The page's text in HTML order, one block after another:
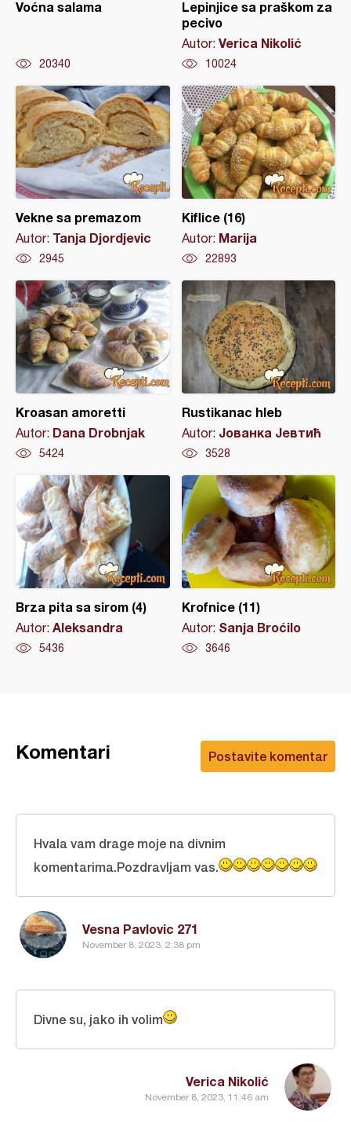
Voćna salama
20340
Lepinjice sa praškom za
pecivo
Autor: Verica Nikolić
10024
Vekne sa premazom
Autor: Tanja Djordjevic
2945
Kiflice (16)
Autor: Marija
22893
Kroasan amoretti
Autor: Dana Drobnjak
5424
Rustikanac hleb
Autor: Јованка Јевтић
3528
Brza pita sa sirom (4)
Autor: Aleksandra
5436
Krofnice (11)
Autor: Sanja Broćilo
3646
Postavite komentar
Komentari
Vesna Pavlovic 271
November 8, 2023, 2:38 pm
Hvala vam drage moje na divnim
komentarima.Pozdravljam vas.
Verica Nikolić
November 8, 2023, 11:46 am
Divne su, jako ih volim